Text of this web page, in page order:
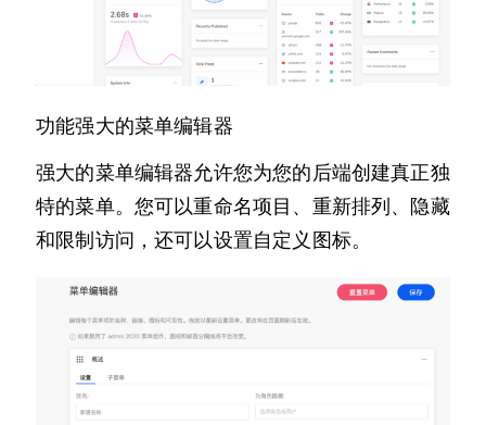
功能强大的菜单编辑器
强大的菜单编辑器允许您为您的后端创建真正独
特的菜单。您可以重命名项目、重新排列、隐藏
和限制访问，还可以设置自定义图标。